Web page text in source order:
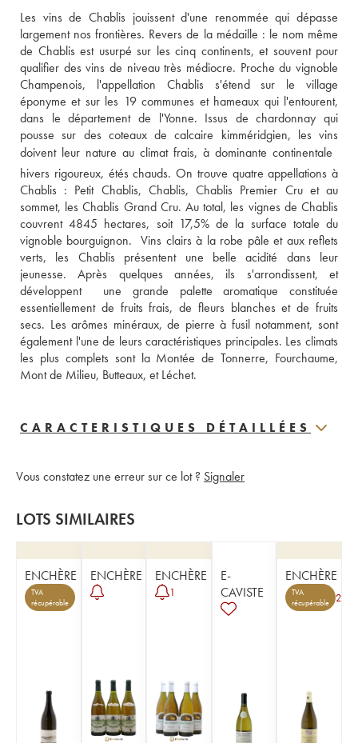
Les vins de Chablis jouissent d'une renommée qui dépasse
largement nos frontières. Revers de la médaille : le nom même
de Chablis est usurpé sur les cinq continents, et souvent pour
qualifier des vins de niveau très médiocre. Proche du vignoble
Champenois, l'appellation Chablis s'étend sur le village
éponyme et sur les 19 communes et hameaux qui l'entourent,
dans le département de l'Yonne. Issus de chardonnay qui
pousse sur des coteaux de calcaire kimméridgien, les vins
doivent leur nature au climat frais, à dominante continentale 
hivers rigoureux, étés chauds. On trouve quatre appellations à
Chablis : Petit Chablis, Chablis, Chablis Premier Cru et au
sommet, les Chablis Grand Cru. Au total, les vignes de Chablis
couvrent 4845 hectares, soit 17,5% de la surface totale du
vignoble bourguignon.  Vins clairs à la robe pâle et aux reflets
verts, les Chablis présentent une belle acidité dans leur
jeunesse. Après quelques années, ils s'arrondissent, et
développent  une grande palette aromatique constituée
essentiellement de fruits frais, de fleurs blanches et de fruits
secs. Les arômes minéraux, de pierre à fusil notamment, sont
également l'une de leurs caractéristiques principales. Les climats
les plus complets sont la Montée de Tonnerre, Fourchaume,
Mont de Milieu, Butteaux, et Léchet.
CARACTERISTIQUES DÉTAILLÉES
Vous constatez une erreur sur ce lot ? Signaler
LOTS SIMILAIRES
ENCHÈRE
TVA
récupérable
ENCHÈRE ENCHÈRE
1
E-
CAVISTE
ENCHÈRE
TVA
récupérable
2